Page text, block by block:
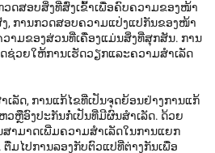
ວດສອບສິ່ງທີ່ສົ່ງເຂົ້າເພື່ອຄົບຄວາມຂອງໜ້າ
, ການກວດສອບຄວາມແປ່ງແປກັນຂອງໜ້າ
າມຂອງສ່ວນທີ່ເຄື່ອງແມ່ນສິ່ງທີ່ສຸກສັນ. ການ
ຊ່ວຍໃຫ້ການເຮັດວຽກແລະຄວາມສຳເລັດ
ລັດ, ການແກ້ໄຂທີ່ເປັນຈຸດຍ້ອນຢ່າງການແກ້
ວຫຼືອົງປະກັນກໍ່ເປັນທີ່ມີຜົນສຳເລັດ. ດ້ວຍ
ສາມາດເພີ່ມຄວາມສຳເລັດໃນການແຍກ
ຕື່ມໄປການລອງກັບຕົວແປທີ່ຕ່າງກັນເພື່ອ